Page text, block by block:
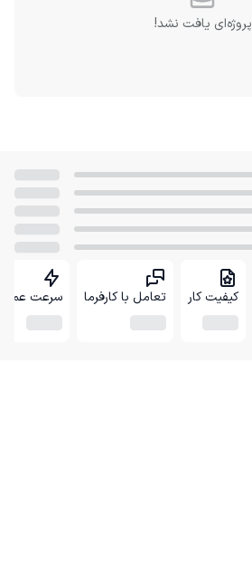
پروژه‌ای یافت نشد!
کیفیت کار تعامل با کارفرما سرعت عمل